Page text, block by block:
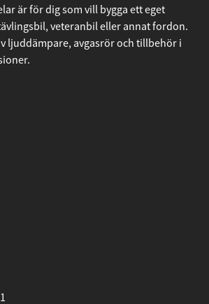
är för dig som vill bygga ett eget
veteranbil eller annat fordon.
ljuddämpare, avgasrör och tillbehör i